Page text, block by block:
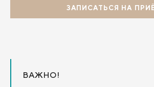
ЗАПИСАТЬСЯ НА
ВАЖНО!